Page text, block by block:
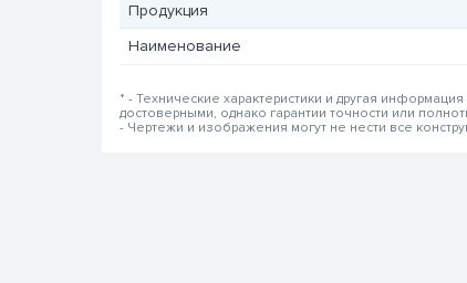
Продукция
Наименование
* - Технические характеристики и другая
достоверными, однако гарантии точности или
- Чертежи и изображения могут не нести все